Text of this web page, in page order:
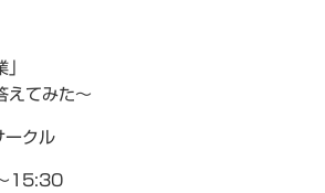
てみた～
ークル
15:30